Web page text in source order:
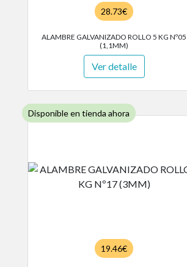
28.73€
ALAMBRE GALVANIZADO ROLLO 5 KG Nº05
(1,1MM)
Ver detalle
Disponible en tienda ahora
19.46€